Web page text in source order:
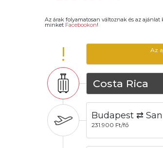
Az árak folyamatosan változnak és az
minket Facebookon!
!
Az
Costa Rica
Budapest ⇄
231.900 Ft/fő